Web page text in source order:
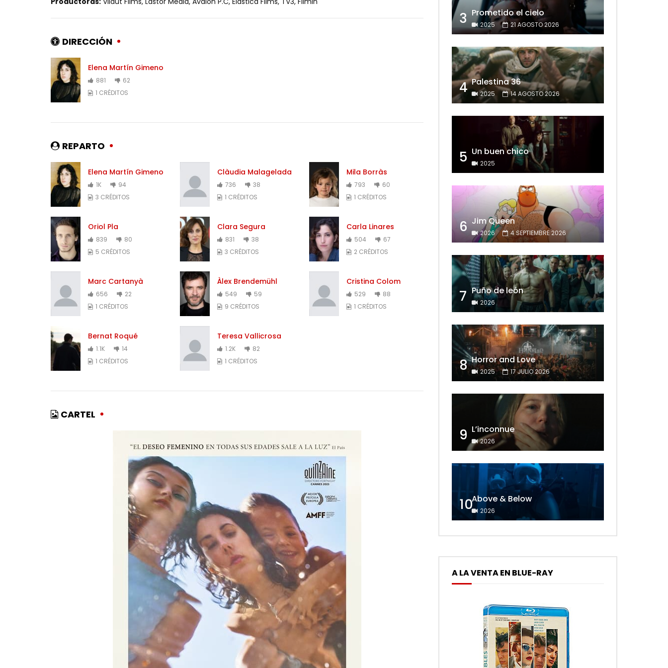
DIRECCIÓN
Elena Martín Gimeno
881
62
1 CRÉDITOS
REPARTO
Elena Martín Gimeno
1K
94
3 CRÉDITOS
Clàudia Malagelada
736
38
1 CRÉDITOS
Mila Borràs
793
60
1 CRÉDITOS
Oriol Pla
839
80
5 CRÉDITOS
Clara Segura
831
38
3 CRÉDITOS
Carla Linares
504
67
2 CRÉDITOS
Marc Cartanyà
656
22
1 CRÉDITOS
Àlex Brendemühl
549
59
9 CRÉDITOS
Cristina Colom
529
88
1 CRÉDITOS
Bernat Roqué
1.1K
14
1 CRÉDITOS
Teresa Vallicrosa
1.2K
82
1 CRÉDITOS
CARTEL
3 Prometido el cielo
2025 21 AGOSTO 2026
4 Palestina 36
2025 14 AGOSTO 2026
5 Un buen chico
2025
6 Jim Queen
2026 4 SEPTIEMBRE 2026
7 Puño de león
2026
8 Horror and Love
2025 17 JULIO 2026
9 L’inconnue
2026
10Above & Below
2026
A LA VENTA EN BLUE-RAY